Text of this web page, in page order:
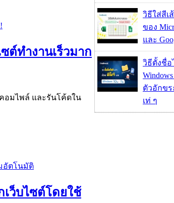
ต์ทำงานเร็วมาก
คอมไพล์ และรันโค้ดใน
เว็บไซต์โดยใช้
วิธีใส่สีเ
ของ
และ
วิธีตั้งชื่
ตัวอักข
เท่ ๆ